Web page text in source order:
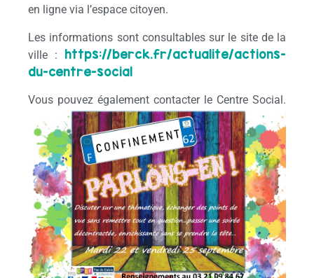
en ligne via l’espace citoyen.
Les informations sont consultables sur le site de la
ville : https://berck.fr/actualite/actions-
du-centre-social
Vous pouvez également contacter le Centre Social.